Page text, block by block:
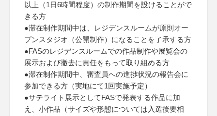
以上（1日6時間程度）の制作期間を設けることがで
きる方
●滞在制作期間中は、レジデンスルームが原則オー
プンスタジオ（公開制作）になることを了承する方
●FASのレジデンスルームでの作品制作や展覧会の
展示および撤去に責任をもって取り組める方
●滞在制作期間中、審査員への進捗状況の報告会に
参加できる方（実地にて1回実施予定）
●サテライト展示としてFASで発表する作品に加
え、小作品（サイズや形態については入選後要相